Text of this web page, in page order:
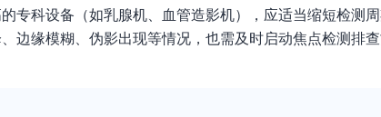
专科设备（如乳腺机、血管造影机），应适当缩短检测周
边缘模糊、伪影出现等情况，也需及时启动焦点检测排